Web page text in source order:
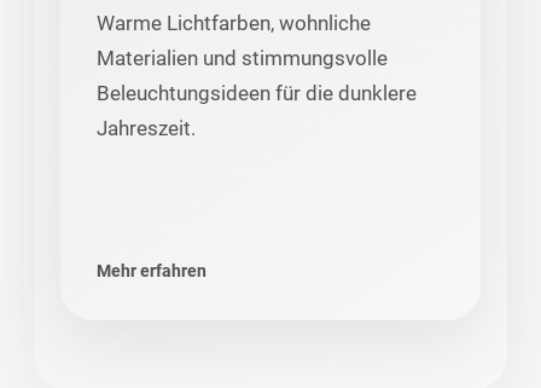
Warme Lichtfarben, wohnliche
Materialien und stimmungsvolle
Beleuchtungsideen für die dunklere
Jahreszeit.
Mehr erfahren